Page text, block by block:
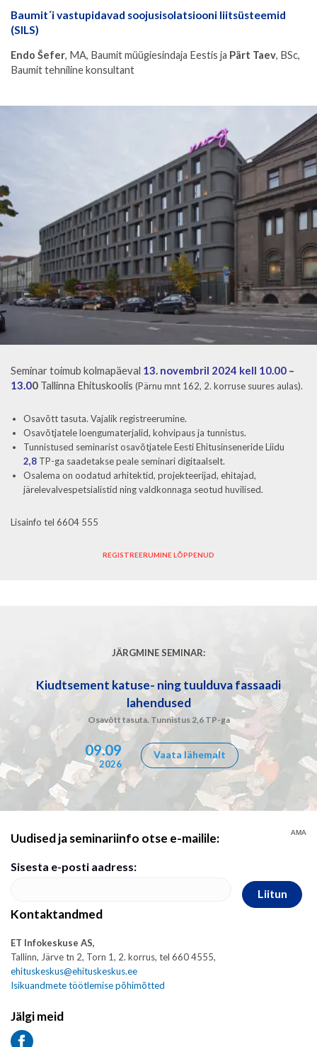
Baumit´i vastupidavad soojusisolatsiooni liitsüsteemid
(SILS)
Endo Šefer, MA, Baumit müügiesindaja Eestis ja Pärt Taev, BSc,
Baumit tehniline konsultant
Seminar toimub kolmapäeval 13. novembril 2024 kell 10.00 –
13.00 Tallinna Ehituskoolis (Pärnu mnt 162, 2. korruse suures aulas).
Osavõtt tasuta. Vajalik registreerumine.
Osavõtjatele loengumaterjalid, kohvipaus ja tunnistus.
Tunnistused seminarist osavõtjatele Eesti Ehitusinseneride Liidu
2,8 TP-ga saadetakse peale seminari digitaalselt.
Osalema on oodatud arhitektid, projekteerijad, ehitajad,
järelevalvespetsialistid ning valdkonnaga seotud huvilised.
Lisainfo tel 6604 555
REGISTREERUMINE LÕPPENUD
JÄRGMINE SEMINAR:
Kiudtsement katuse- ning tuulduva fassaadi
lahendused
Osavõtt tasuta. Tunnistus 2,6 TP-ga
09.09
2026
Vaata lähemalt
Uudised ja seminariinfo otse e-mailile:
Sisesta e-posti aadress:
Liitun
Kontaktandmed
ET Infokeskuse AS,
Tallinn, Järve tn 2, Torn 1, 2. korrus, tel 660 4555,
ehituskeskus@ehituskeskus.ee
Isikuandmete töötlemise põhimõtted
Jälgi meid
AMA